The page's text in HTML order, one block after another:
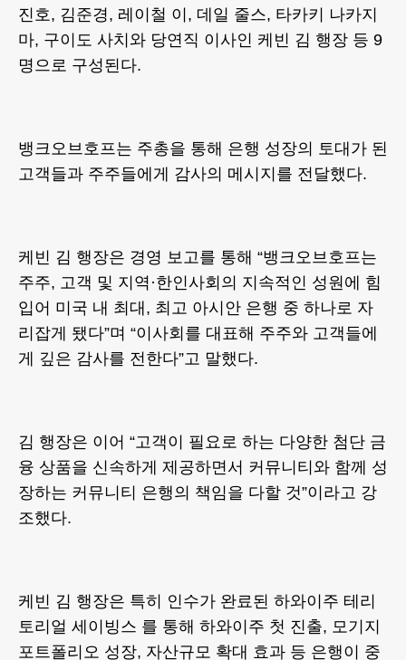
진호, 김준경, 레이철 이, 데일 줄스, 타카키 나카지
마, 구이도 사치와 당연직 이사인 케빈 김 행장 등 9
명으로 구성된다.
뱅크오브호프는 주총을 통해 은행 성장의 토대가 된
고객들과 주주들에게 감사의 메시지를 전달했다.
케빈 김 행장은 경영 보고를 통해 “뱅크오브호프는
주주, 고객 및 지역·한인사회의 지속적인 성원에 힘
입어 미국 내 최대, 최고 아시안 은행 중 하나로 자
리잡게 됐다”며 “이사회를 대표해 주주와 고객들에
게 깊은 감사를 전한다”고 말했다.
김 행장은 이어 “고객이 필요로 하는 다양한 첨단 금
융 상품을 신속하게 제공하면서 커뮤니티와 함께 성
장하는 커뮤니티 은행의 책임을 다할 것”이라고 강
조했다.
케빈 김 행장은 특히 인수가 완료된 하와이주 테리
토리얼 세이빙스 를 통해 하와이주 첫 진출, 모기지
포트폴리오 성장, 자산규모 확대 효과 등 은행이 중